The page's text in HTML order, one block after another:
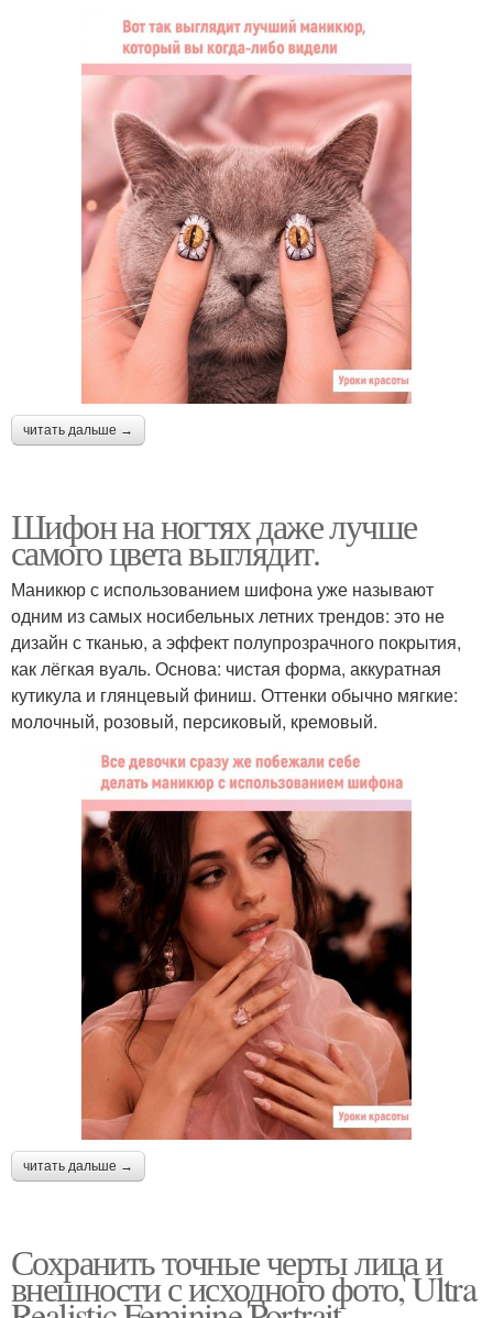
читать дальше →
Шифон на ногтях даже лучше
самого цвета выглядит.
Маникюр с использованием шифона уже называют
одним из самых носибельных летних трендов: это не
дизайн с тканью, а эффект полупрозрачного покрытия,
как лёгкая вуаль. Основа: чистая форма, аккуратная
кутикула и глянцевый финиш. Оттенки обычно мягкие:
молочный, розовый, персиковый, кремовый.
читать дальше →
Сохранить точные черты лица и
внешности с исходного фото, Ultra